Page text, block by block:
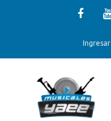
Ingresar